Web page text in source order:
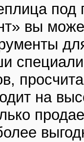
под
вы
на